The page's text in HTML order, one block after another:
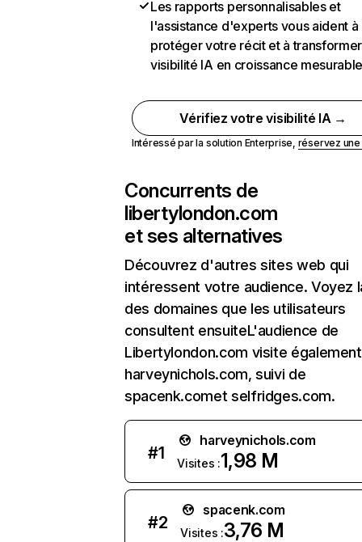
Les rapports personnalisables et
l'assistance d'experts vous aident à
protéger votre récit et à
visibilité IA en croissance
Vérifiez votre visibilité IA →
Intéressé par la solution Enterprise, réservez
Concurrents de
libertylondon.com
et ses alternatives
Découvrez d'autres sites web qui
intéressent votre audience. Voyez
des domaines que les utilisateurs
consultent ensuiteL'audience de
Libertylondon.com visite également
harveynichols.com, suivi de
spacenk.comet selfridges.com.
#1
harveynichols.com
Visites :1,98 M
#2
spacenk.com
Visites :3,76 M